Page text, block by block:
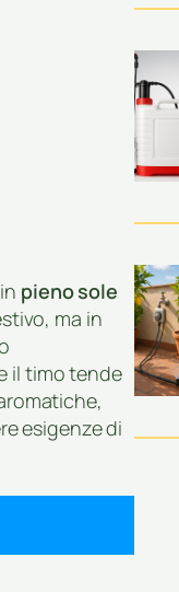
pieno sole
ma in
il timo tende
esigenze di